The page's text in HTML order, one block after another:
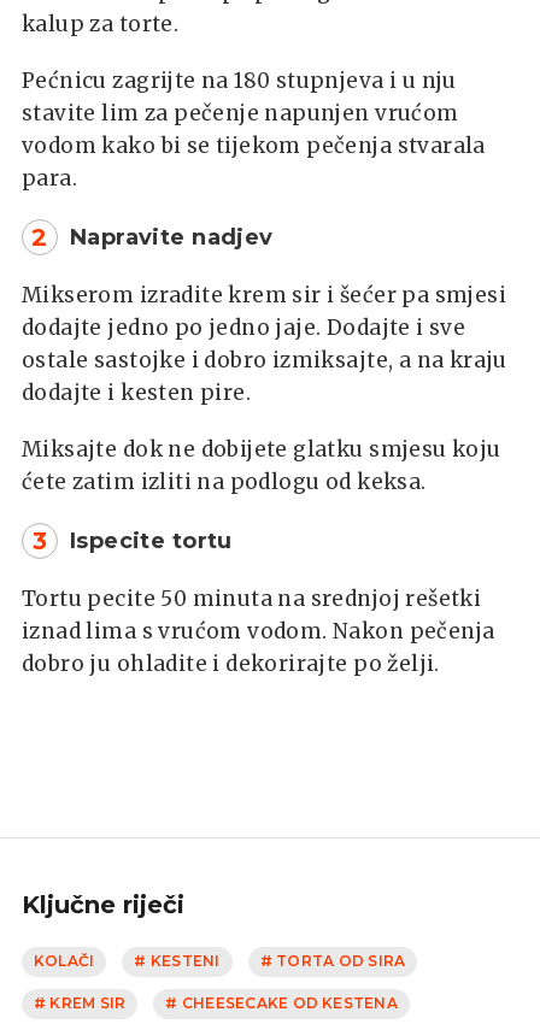
kalup za torte.
Pećnicu zagrijte na 180 stupnjeva i u nju
stavite lim za pečenje napunjen vrućom
vodom kako bi se tijekom pečenja stvarala
para.
2 Napravite nadjev
Mikserom izradite krem sir i šećer pa smjesi
dodajte jedno po jedno jaje. Dodajte i sve
ostale sastojke i dobro izmiksajte, a na kraju
dodajte i kesten pire.
Miksajte dok ne dobijete glatku smjesu koju
ćete zatim izliti na podlogu od keksa.
3 Ispecite tortu
Tortu pecite 50 minuta na srednjoj rešetki
iznad lima s vrućom vodom. Nakon pečenja
dobro ju ohladite i dekorirajte po želji.
Ključne riječi
KOLAČI # KESTENI # TORTA OD SIRA
# KREM SIR # CHEESECAKE OD KESTENA